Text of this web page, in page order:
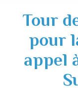
Tour
pour
appel